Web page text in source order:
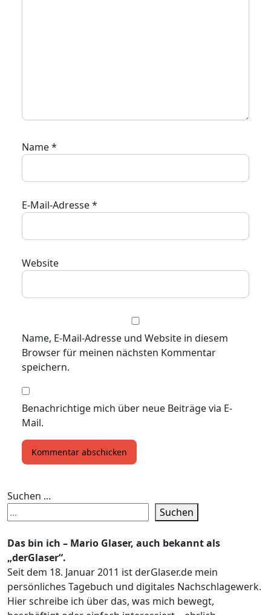
Name*
E-Mail-Adresse*
Website
Name, E-Mail-Adresse und Website in diesem
Browser für meinen nächsten Kommentar
speichern.
Benachrichtige mich über neue Beiträge via E-
Mail.
Suchen ...
Suchen
Das bin ich – Mario Glaser, auch bekannt als
„derGlaser“.
Seit dem 18. Januar 2011 ist derGlaser.de mein
persönliches Tagebuch und digitales Nachschlagewerk.
Hier schreibe ich über das, was mich bewegt,